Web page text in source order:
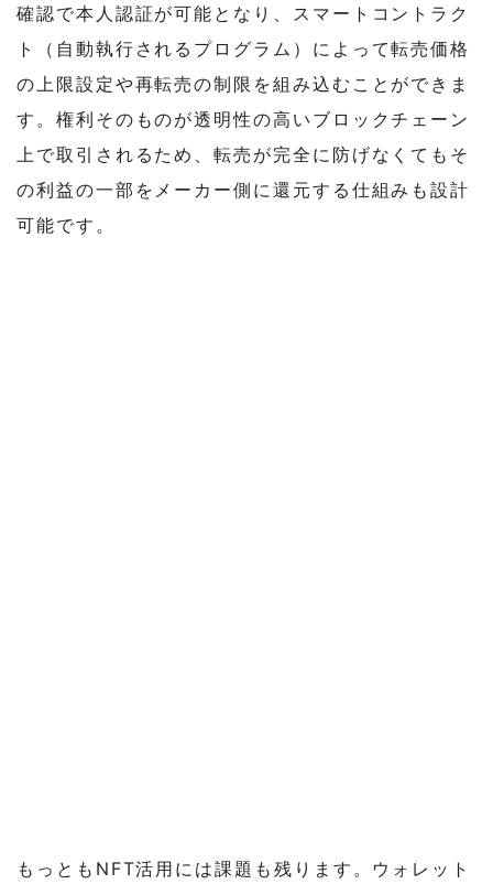
確認で本人認証が可能となり、スマートコントラク
ト（自動執行されるプログラム）によって転売価格
の上限設定や再転売の制限を組み込むことができま
す。権利そのものが透明性の高いブロックチェーン
上で取引されるため、転売が完全に防げなくてもそ
の利益の一部をメーカー側に還元する仕組みも設計
可能です。
もっともNFT活用には課題も残ります。ウォレット